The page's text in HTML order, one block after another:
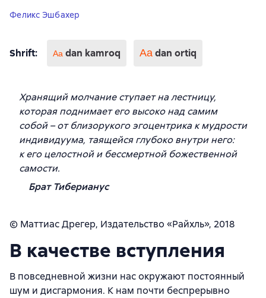
Феликс Эшбахер
Shrift: Aa dan kamroq Аа dan ortiq
Хранящий молчание ступает на лестницу,
которая поднимает его высоко над самим
собой – от близорукого эгоцентрика к мудрости
индивидуума, таящейся глубоко внутри него:
к его целостной и бессмертной божественной
самости.
Брат Тиберианус
© Маттиас Дрегер, Издательство «Райхль», 2018
В качестве вступления
В повседневной жизни нас окружают постоянный
шум и дисгармония. К нам почти беспрерывно